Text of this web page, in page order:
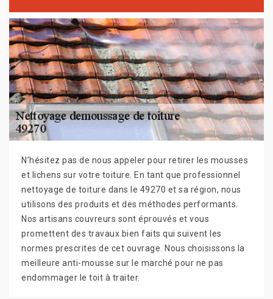
N’hésitez pas de nous appeler pour retirer les mousses
et lichens sur votre toiture. En tant que professionnel
nettoyage de toiture dans le 49270 et sa région, nous
utilisons des produits et des méthodes performants.
Nos artisans couvreurs sont éprouvés et vous
promettent des travaux bien faits qui suivent les
normes prescrites de cet ouvrage. Nous choisissons la
meilleure anti-mousse sur le marché pour ne pas
endommager le toit à traiter.